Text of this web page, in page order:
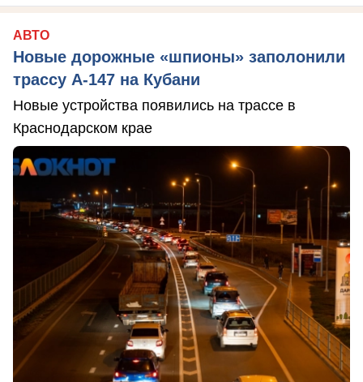
АВТО
Новые дорожные «шпионы» заполонили
трассу А-147 на Кубани
Новые устройства появились на трассе в
Краснодарском крае